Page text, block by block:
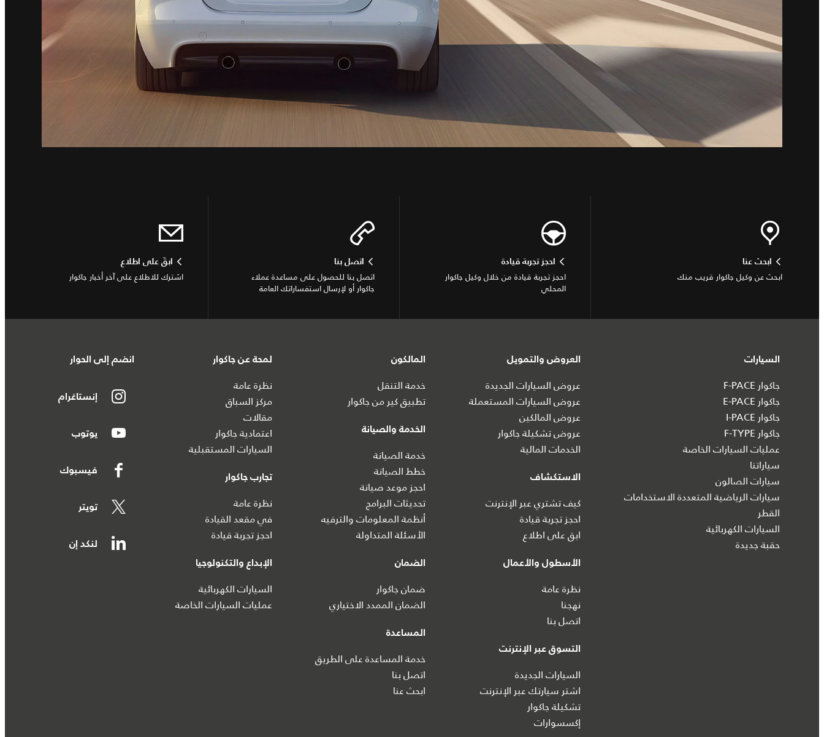
ابحث عنا
ابحث عن وكيل جاكوار قريب منك
احجز تجربة قيادة
احجز تجربة قيادة من خلال وكيل جاكوار
المحلي
اتصل بنا
اتصل بنا للحصول على مساعدة عملاء
جاكوار أو لإرسال استفساراتك العامة
ابقَ على اطلاع
اشترك للاطلاع على آخر أخبار جاكوار
السيارات
جاكوار F-PACE
جاكوار E-PACE
جاكوار I‑PACE
جاكوار F-TYPE
عمليات السيارات الخاصة
سياراتنا
سيارات الصالون
سيارات الرياضية المتعددة الاستخدامات
القطر
السيارات الكهربائية
حقبة جديدة
العروض والتمويل
عروض السيارات الجديدة
عروض السيارات المستعملة
عروض المالكين
عروض تشكيلة جاكوار
الخدمات المالية
الاستكشاف
كيف تشتري عبر الإنترنت
احجز تجربة قيادة
ابق على اطلاع
الأسطول والأعمال
نظرة عامة
نهجنا
اتصل بنا
التسوق عبر الإنترنت
السيارات الجديدة
اشتر سيارتك عبر الإنترنت
تشكيلة جاكوار
إكسسوارات
المالكون
خدمة التنقل
تطبيق كير من جاكوار
الخدمة والصيانة
خدمة الصيانة
خطط الصيانة
احجز موعد صيانة
تحديثات البرامج
أنظمة المعلومات والترفيه
الأسئلة المتداولة
الضمان
ضمان جاكوار
الضمان الممدد الاختياري
المساعدة
خدمة المساعدة على الطريق
اتصل بنا
ابحث عنا
لمحة عن جاكوار
نظرة عامة
مركز السباق
مقالات
اعتمادية جاكوار
السيارات المستقبلية
تجارب جاكوار
نظرة عامة
في مقعد القيادة
احجز تجربة قيادة
الإبداع والتكنولوجيا
السيارات الكهربائية
عمليات السيارات الخاصة
انضم إلى الحوار
إنستاغرام
يوتوب
فيسبوك
تويتر
لنكد إن